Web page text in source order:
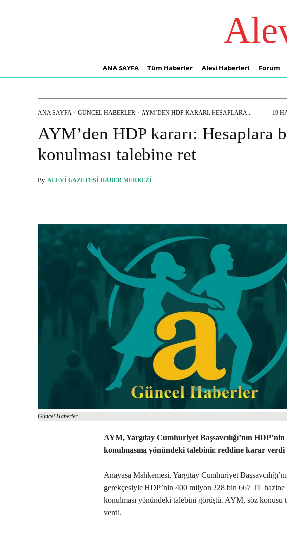
ANA SAYFA Tüm Haberler Alevi Haberleri Forum
ANA SAYFA GÜNCEL HABERLER AYM’DEN HDP KARARI: HESAPLARA... 19
AYM’den HDP kararı: Hesaplara
konulması talebine ret
By ALEVI GAZETESI HABER MERKEZI
Güncel Haberler
AYM, Yargıtay Cumhuriyet Başsavcılığı’nın
konulmasına yönündeki talebinin reddine karar verdi
Anayasa Mahkemesi, Yargıtay Cumhuriyet
gerekçesiyle HDP’nin 400 milyon 228 bin 667 TL hazine
konulması yönündeki talebini görüştü. AYM, söz konusu
verdi.